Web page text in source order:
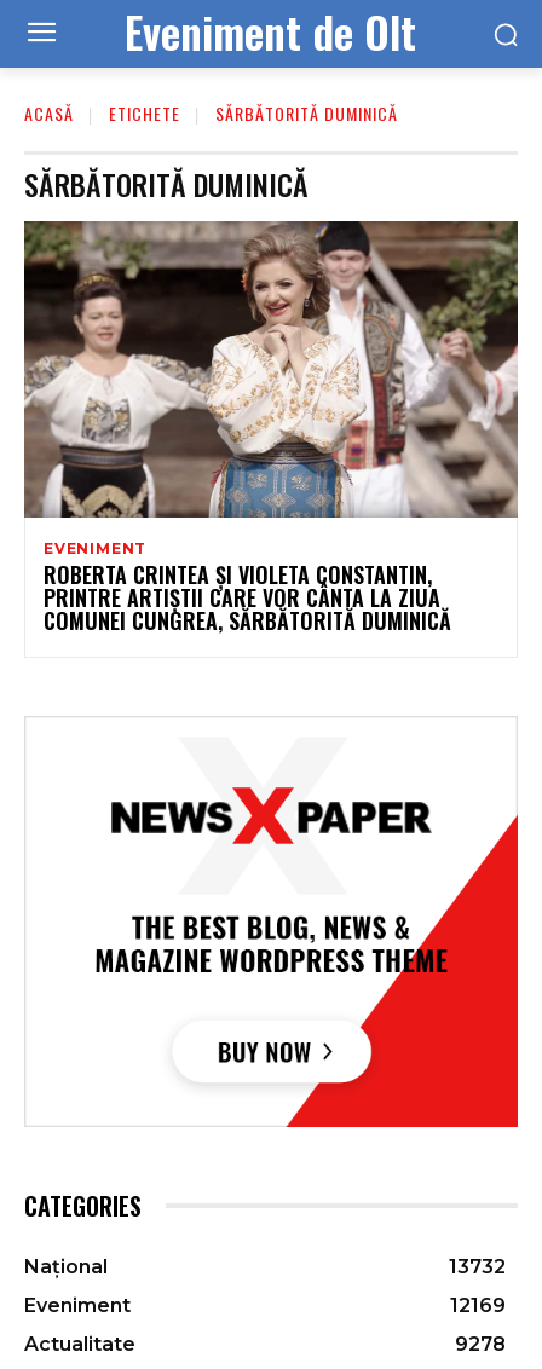
Eveniment de Olt
ACASĂ ETICHETE SĂRBĂTORITĂ DUMINICĂ
SĂRBĂTORITĂ DUMINICĂ
EVENIMENT
ROBERTA CRINTEA ȘI VIOLETA CONSTANTIN,
PRINTRE ARTIȘTII CARE VOR CÂNTA LA ZIUA
COMUNEI CUNGREA, SĂRBĂTORITĂ DUMINICĂ
CATEGORIES
Național
13732
Eveniment
12169
Actualitate
9278